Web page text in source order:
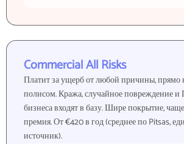
Commercial All Risks
Платит за ущерб от любой причины, прямо
полисом. Кража, случайное повреждение и
бизнеса входят в базу. Шире покрытие,
премия. От €420 в год (среднее по Pitsas,
источник).